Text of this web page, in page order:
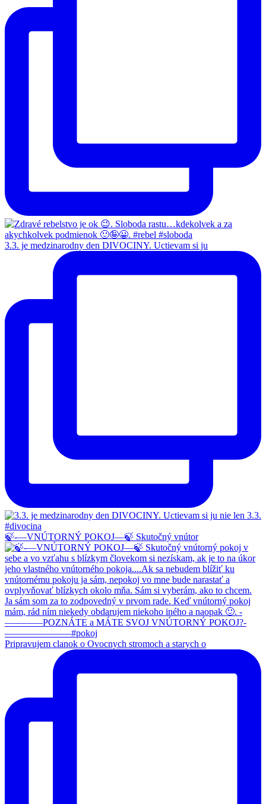
3.3. je medzinarodny den DIVOCINY. Uctievam si ju
🍃-—VNÚTORNÝ POKOJ—🍃 Skutočný vnútor
Pripravujem clanok o Ovocnych stromoch a starych o